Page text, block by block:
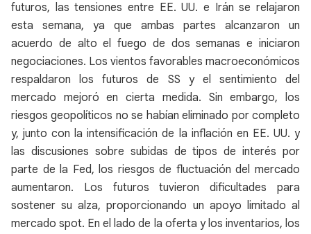
futuros, las tensiones entre EE. UU. e Irán se relajaron
esta semana, ya que ambas partes alcanzaron un
acuerdo de alto el fuego de dos semanas e iniciaron
negociaciones. Los vientos favorables macroeconómicos
respaldaron los futuros de SS y el sentimiento del
mercado mejoró en cierta medida. Sin embargo, los
riesgos geopolíticos no se habían eliminado por completo
y, junto con la intensificación de la inflación en EE. UU. y
las discusiones sobre subidas de tipos de interés por
parte de la Fed, los riesgos de fluctuación del mercado
aumentaron. Los futuros tuvieron dificultades para
sostener su alza, proporcionando un apoyo limitado al
mercado spot. En el lado de la oferta y los inventarios, los